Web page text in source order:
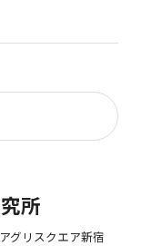
所
グリスクエア新宿